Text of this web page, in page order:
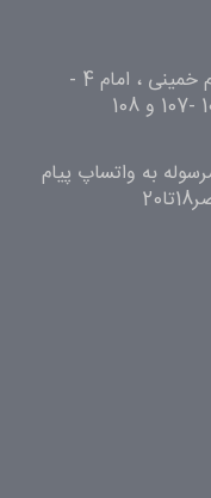
خـراسان رضوی کاشمـر ، خیابان امام خمینی ، امام 4 -
کد مرسوله به واتساپ پیام